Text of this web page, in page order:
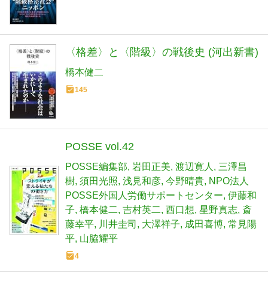
〈格差〉と〈階級〉の戦後史 (河出新書)
橋本健二
145
POSSE vol.42
POSSE編集部 岩田正美 渡辺寛人
三澤昌
樹 須田光照 浅見和彦 今野晴貴 NPO法人
POSSE外国人労働サポートセンター 伊藤和
子 橋本健二 吉村英二 西口想 星野真志 斎
藤幸平
川井圭司 大澤祥子 成田喜博 常見陽
平 山脇耀平
4